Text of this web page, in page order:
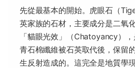
先從最基本的開始。虎眼石（
英家族的石材，主要成分是二氧
「貓眼光效」（Chatoyancy）
青石棉纖維被石英取代後，保留
生反射造成的。這完全是地質學